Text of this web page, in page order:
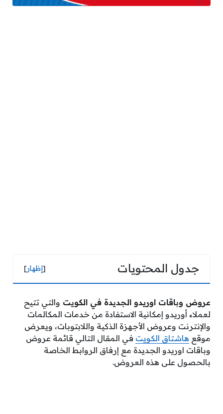
جدول المحتويات [إظهار]
عروض وباقات اوريدو الجديدة في الكويت والتي تتيح
لعملاء أوريدو إمكانية الاستفادة من خدمات المكالمات
والإنترنت وعروض الأجهزة الذكية واللابتوبات، ويعرض
موقع هاشتاق الكويت في المقال التالي قائمة عروض
وباقات اوريدو الجديدة مع إرفاق الروابط الخاصة
بالحصول على هذه العروض.